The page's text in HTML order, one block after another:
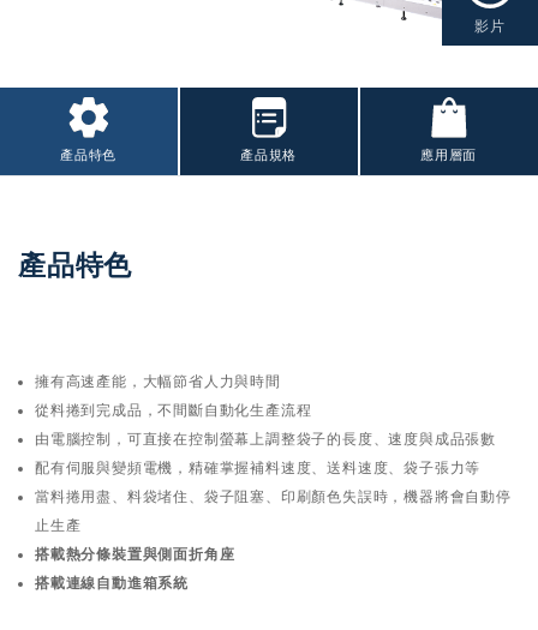
影片
產品特色 產品規格 應用層面
產品特色
擁有高速產能，大幅節省人力與時間
從料捲到完成品，不間斷自動化生產流程
由電腦控制，可直接在控制螢幕上調整袋子的長度、速度與成品張數
配有伺服與變頻電機，精確掌握補料速度、送料速度、袋子張力等
當料捲用盡、料袋堵住、袋子阻塞、印刷顏色失誤時，機器將會自動停
止生產
搭載熱分條裝置與側面折角座
搭載連線自動進箱系統